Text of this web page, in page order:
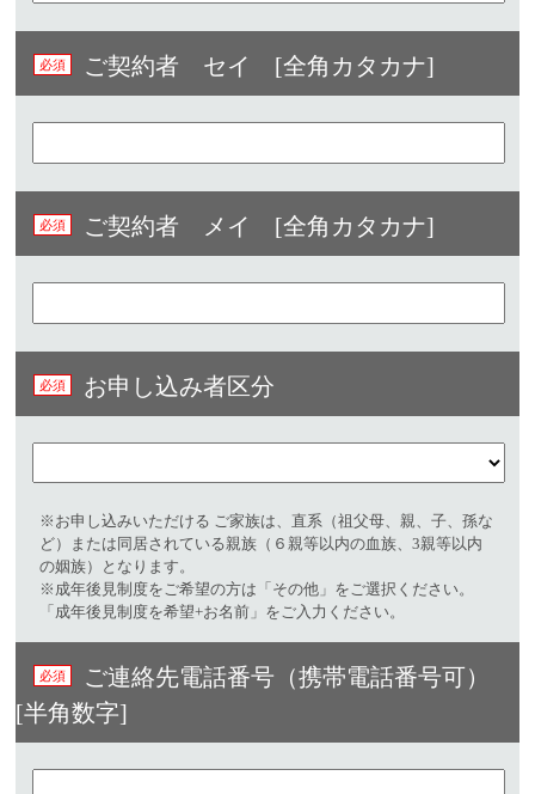
ご契約者 セイ [全角カタカナ]
ご契約者 メイ [全角カタカナ]
お申し込み者区分
※お申し込みいただける ご家族は、直系（祖父母、親、子、孫な
ど）または同居されている親族（６親等以内の血族、3親等以内
の姻族）となります。
※成年後見制度をご希望の方は「その他」をご選択ください。
「成年後見制度を希望+お名前」をご入力ください。
ご連絡先電話番号（携帯電話番号可）
[半角数字]